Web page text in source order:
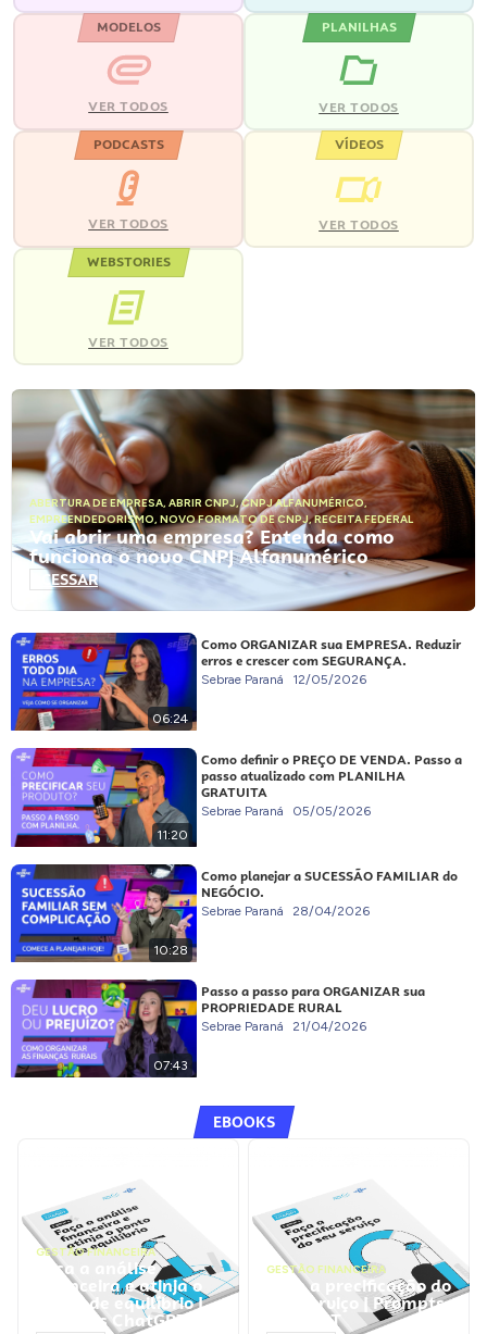
MODELOS
VER TODOS
PLANILHAS
VER TODOS
PODCASTS
VER TODOS
VÍDEOS
VER TODOS
WEBSTORIES
VER TODOS
ABERTURA DE EMPRESA, ABRIR CNPJ,CNPJ ALFANUMÉRICO,
EMPREENDEDORISMO, NOVO FORMATO DE CNPJ,RECEITA FEDERAL
Vai abrir uma empresa? Entenda como
funciona o novo CNPJ Alfanumérico
ACESSAR
06:24
Como ORGANIZAR sua EMPRESA. Reduzir
erros e crescer com SEGURANÇA.
Sebrae Paraná 12/05/2026
11:20
Como definir o PREÇO DE VENDA. Passo a
passo atualizado com PLANILHA
GRATUITA
Sebrae Paraná 05/05/2026
10:28
Como planejar a SUCESSÃO FAMILIAR do
NEGÓCIO.
Sebrae Paraná 28/04/2026
07:43
Passo a passo para ORGANIZAR sua
PROPRIEDADE RURAL
Sebrae Paraná 21/04/2026
EBOOKS
GESTÃO FINANCEIRA
Faça a análise
financeira e atinja o
ponto de equilíbrio |
Prompts ChatGPT
GESTÃO FINANCEIRA
Faça a precificação do
seu serviço | Prompts
ChatGPT